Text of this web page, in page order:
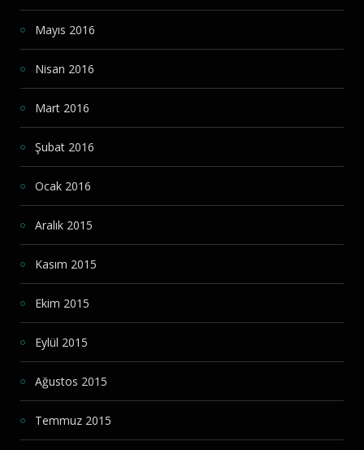
Mayıs 2016
Nisan 2016
Mart 2016
Şubat 2016
Ocak 2016
Aralık 2015
Kasım 2015
Ekim 2015
Eylül 2015
Ağustos 2015
Temmuz 2015